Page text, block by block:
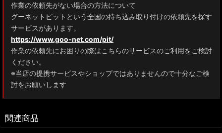
作業の依頼先がない場合の方法について
グーネットピットという全国の持ち込み取り付けの依頼先を探す
サービスがあります。
https://www.goo-net.com/pit/
作業の依頼先にお困りの際はこちらのサービスのご利用をご検討
ください。
※当店の提携サービスやショップではありませんので十分なご検
討をお願いします
関連商品